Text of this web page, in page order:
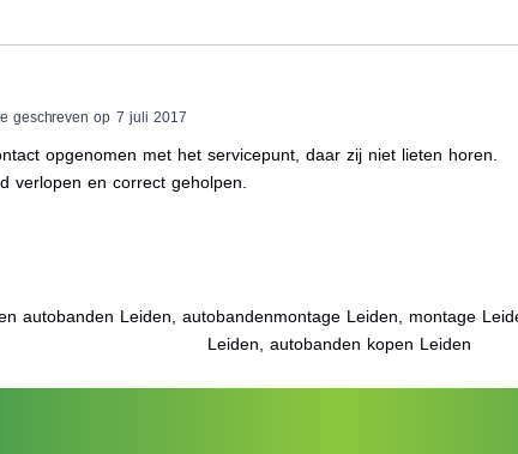
geschreven op 7 juli 2017
opgenomen met het servicepunt, daar zij niet lieten horen.
verlopen en correct geholpen.
autobanden Leiden, autobandenmontage Leiden, montage
Leiden, autobanden kopen Leiden